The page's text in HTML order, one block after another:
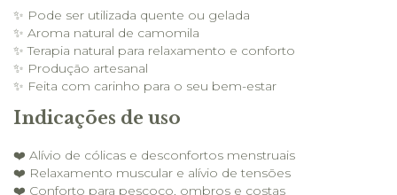
✨ Pode ser utilizada quente ou gelada
✨ Aroma natural de camomila
✨ Terapia natural para relaxamento e conforto
✨ Produção artesanal
✨ Feita com carinho para o seu bem-estar
Indicações de uso
❤️ Alívio de cólicas e desconfortos menstruais
❤️ Relaxamento muscular e alívio de tensões
❤️ Conforto para pescoço, ombros e costas